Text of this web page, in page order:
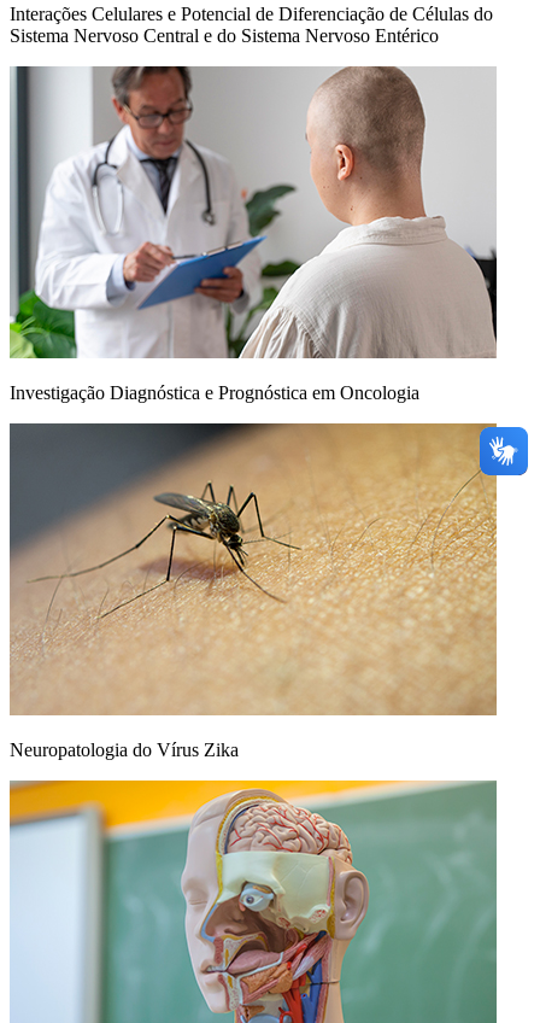
Interações Celulares e Potencial de Diferenciação de Células do
Sistema Nervoso Central e do Sistema Nervoso Entérico
Investigação Diagnóstica e Prognóstica em Oncologia
Neuropatologia do Vírus Zika